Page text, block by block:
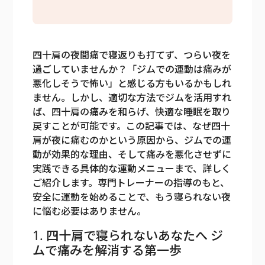
四十肩の夜間痛で寝返りも打てず、つらい夜を
過ごしていませんか？「ジムでの運動は痛みが
悪化しそうで怖い」と感じる方もいるかもしれ
ません。しかし、適切な方法でジムを活用すれ
ば、四十肩の痛みを和らげ、快適な睡眠を取り
戻すことが可能です。この記事では、なぜ四十
肩が夜に痛むのかという原因から、ジムでの運
動が効果的な理由、そして痛みを悪化させずに
実践できる具体的な運動メニューまで、詳しく
ご紹介します。専門トレーナーの指導のもと、
安全に運動を始めることで、もう寝られない夜
に悩む必要はありません。
1. 四十肩で寝られないあなたへ ジ
ムで痛みを解消する第一歩